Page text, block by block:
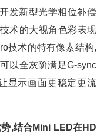
发新型光学相位补偿
术的大视角色彩表现
技术的特有像素结构,
以全灰阶满足G-sync
显示画面更稳定更流
,结合Mini LED在HD